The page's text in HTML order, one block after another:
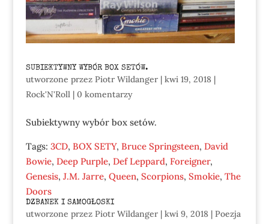
SUBIEKTYWNY WYBÓR BOX SETÓW.
utworzone przez Piotr Wildanger| kwi 19, 2018|
Rock'N'Roll| 0 komentarzy
Subiektywny wybór box setów.
Tags: 3CD, BOX SETY, Bruce Springsteen, David
Bowie, Deep Purple, Def Leppard, Foreigner,
Genesis, J.M. Jarre, Queen, Scorpions, Smokie, The
Doors
DZBANEK I SAMOGŁOSKI
utworzone przez Piotr Wildanger| kwi 9, 2018| Poezja